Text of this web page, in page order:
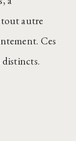
tout autre
Ces
distincts.